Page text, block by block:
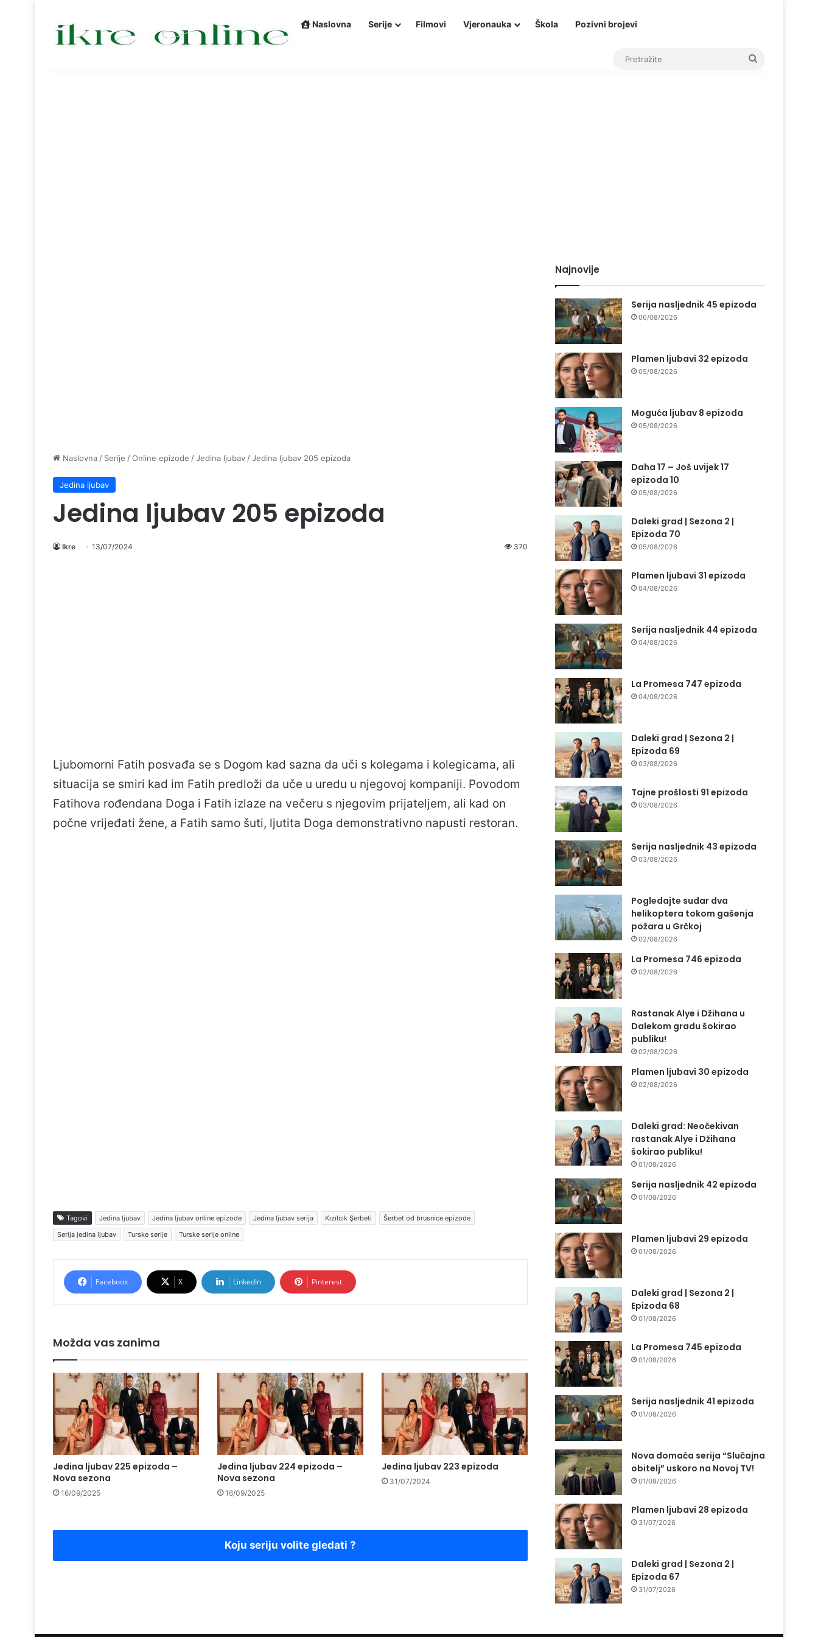
Naslovna Serije Filmovi Vjeronauka Škola Pozivni brojevi
Naslovna / Serije /Online epizode /Jedina ljubav /Jedina ljubav 205 epizoda
Jedina ljubav
Jedina ljubav 205 epizoda
Ikre 13/07/2024 370
Ljubomorni Fatih posvađa se s Dogom kad sazna da uči s kolegama i kolegicama, ali
situacija se smiri kad im Fatih predloži da uče u uredu u njegovoj kompaniji. Povodom
Fatihova rođendana Doga i Fatih izlaze na večeru s njegovim prijateljem, ali kad on
počne vrijeđati žene, a Fatih samo šuti, ljutita Doga demonstrativno napusti restoran.
Tagovi Jedina ljubav Jedina ljubav online epizode Jedina ljubav serija Kızılcık Şerbeti
Šerbet od brusnice epizode
Serija jedina ljubav
Turske serije Turske serije online
Facebook X LinkedIn Pinterest
Možda vas zanima
Jedina ljubav 225 epizoda –
Nova sezona
16/09/2025
Jedina ljubav 224 epizoda –
Nova sezona
16/09/2025
Jedina ljubav 223 epizoda
31/07/2024
Koju seriju volite gledati ?
Najnovije
Serija nasljednik 45 epizoda
06/08/2026
Plamen ljubavi 32 epizoda
05/08/2026
Moguća ljubav 8 epizoda
05/08/2026
Daha 17 – Još uvijek 17
epizoda 10
05/08/2026
Daleki grad | Sezona 2 |
Epizoda 70
05/08/2026
Plamen ljubavi 31 epizoda
04/08/2026
Serija nasljednik 44 epizoda
04/08/2026
La Promesa 747 epizoda
04/08/2026
Daleki grad | Sezona 2 |
Epizoda 69
03/08/2026
Tajne prošlosti 91 epizoda
03/08/2026
Serija nasljednik 43 epizoda
03/08/2026
Pogledajte sudar dva
helikoptera tokom gašenja
požara u Grčkoj
02/08/2026
La Promesa 746 epizoda
02/08/2026
Rastanak Alye i Džihana u
Dalekom gradu šokirao
publiku!
02/08/2026
Plamen ljubavi 30 epizoda
02/08/2026
Daleki grad: Neočekivan
rastanak Alye i Džihana
šokirao publiku!
01/08/2026
Serija nasljednik 42 epizoda
01/08/2026
Plamen ljubavi 29 epizoda
01/08/2026
Daleki grad | Sezona 2 |
Epizoda 68
01/08/2026
La Promesa 745 epizoda
01/08/2026
Serija nasljednik 41 epizoda
01/08/2026
Nova domaća serija “Slučajna
obitelj” uskoro na Novoj TV!
01/08/2026
Plamen ljubavi 28 epizoda
31/07/2026
Daleki grad | Sezona 2 |
Epizoda 67
31/07/2026